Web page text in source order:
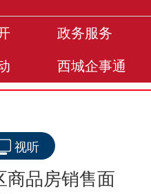
政务服务
西城企事通
视听
商品房销售面